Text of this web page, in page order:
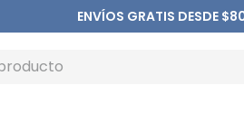
ENVÍOS GRATIS DESDE